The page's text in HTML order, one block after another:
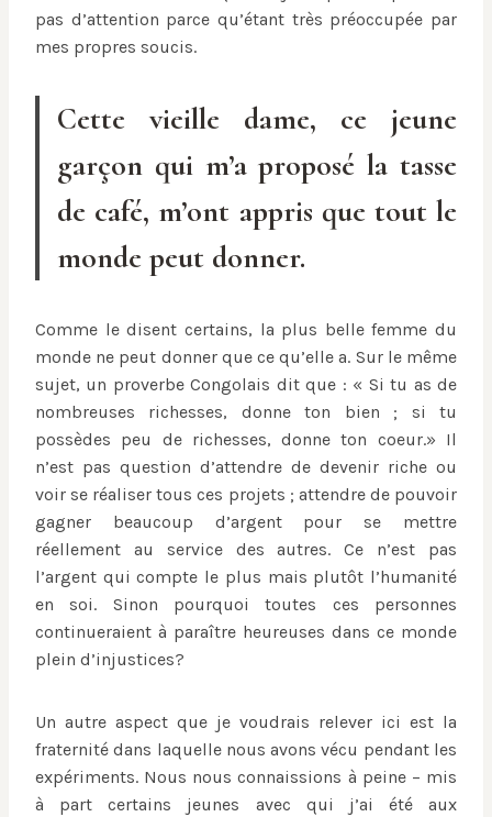
pas d’attention parce qu’étant très préoccupée par
mes propres soucis.
Cette vieille dame, ce jeune
garçon qui m’a proposé la tasse
de café, m’ont appris que tout le
monde peut donner.
Comme le disent certains, la plus belle femme du
monde ne peut donner que ce qu’elle a. Sur le même
sujet, un proverbe Congolais dit que : « Si tu as de
nombreuses richesses, donne ton bien ; si tu
possèdes peu de richesses, donne ton coeur.» Il
n’est pas question d’attendre de devenir riche ou
voir se réaliser tous ces projets ; attendre de pouvoir
gagner beaucoup d’argent pour se mettre
réellement au service des autres. Ce n’est pas
l’argent qui compte le plus mais plutôt l’humanité
en soi. Sinon pourquoi toutes ces personnes
continueraient à paraître heureuses dans ce monde
plein d’injustices?
Un autre aspect que je voudrais relever ici est la
fraternité dans laquelle nous avons vécu pendant les
expériments. Nous nous connaissions à peine – mis
à part certains jeunes avec qui j’ai été aux